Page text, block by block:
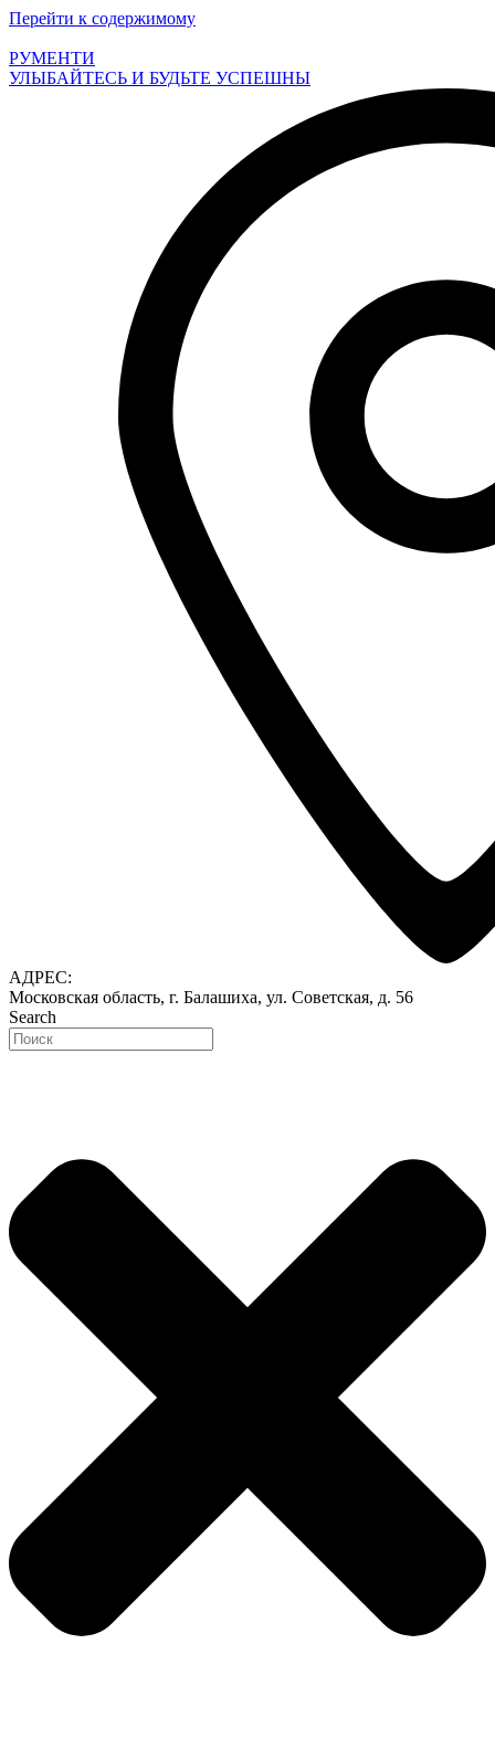
Перейти к содержимому
РУМЕНТИ
УЛЫБАЙТЕСЬ И БУДЬТЕ УСПЕШНЫ
АДРЕС:
Московская область, г. Балашиха, ул. Советская, д. 56
Search